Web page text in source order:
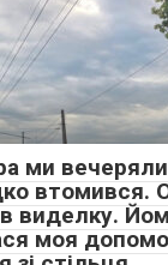
ми вечеряли
втомився.
виделку.
моя